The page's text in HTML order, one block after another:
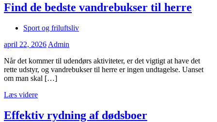
Find de bedste vandrebukser til herre
Sport og friluftsliv
april 22, 2026 Admin
Når det kommer til udendørs aktiviteter, er det vigtigt at have det
rette udstyr, og vandrebukser til herre er ingen undtagelse. Uanset
om man skal […]
Læs videre
Effektiv rydning af dødsboer